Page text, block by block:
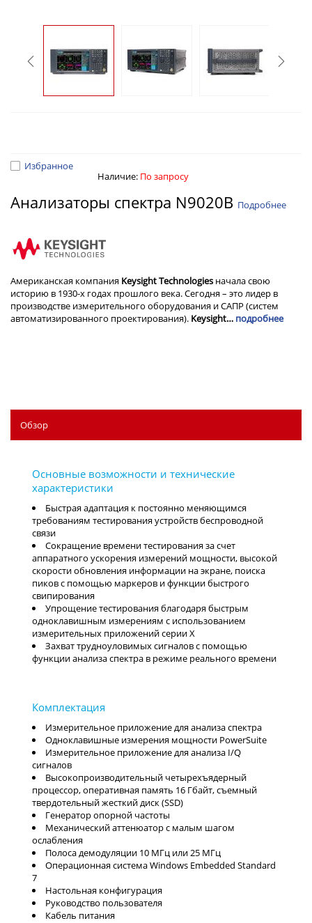
Избранное
Наличие: По запросу
Анализаторы спектра N9020B Подробнее
Американская компания Keysight Technologies начала свою
историю в 1930-х годах прошлого века. Сегодня – это лидер в
производстве измерительного оборудования и САПР (систем
автоматизированного проектирования). Keysight… подробнее
Обзор
Быстрая адаптация к постоянно меняющимся
требованиям тестирования устройств беспроводной
связи
Сокращение времени тестирования за счет
аппаратного ускорения измерений мощности, высокой
скорости обновления информации на экране, поиска
пиков с помощью маркеров и функции быстрого
свипирования
Упрощение тестирования благодаря быстрым
одноклавишным измерениям с использованием
измерительных приложений серии X
Захват трудноуловимых сигналов с помощью
функции анализа спектра в режиме реального времени
Измерительное приложение для анализа спектра
Одноклавишные измерения мощности PowerSuite
Измерительное приложение для анализа I/Q
сигналов
Высокопроизводительный четырехъядерный
процессор, оперативная память 16 Гбайт, съемный
твердотельный жесткий диск (SSD)
Генератор опорной частоты
Механический аттенюатор с малым шагом
ослабления
Полоса демодуляции 10 МГц или 25 МГц
Операционная система Windows Embedded Standard
7
Настольная конфигурация
Руководство пользователя
Кабель питания